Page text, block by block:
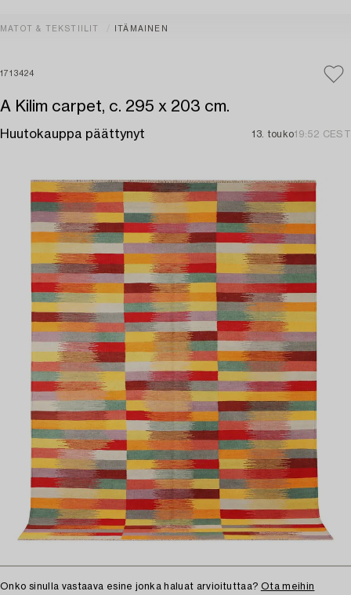
MATOT & TEKSTIILIT ITÄMAINEN
1713424
A Kilim carpet, c. 295 x 203 cm.
Huutokauppa päättynyt 13. touko19:52 CEST
Onko sinulla vastaava esine jonka haluat arvioituttaa? Ota meihin